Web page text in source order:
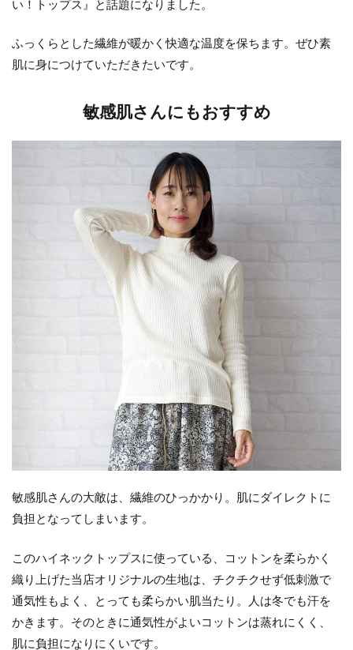
い！トップス』と話題になりました。
ふっくらとした繊維が暖かく快適な温度を保ちます。ぜひ素
肌に身につけていただきたいです。
敏感肌さんにもおすすめ
敏感肌さんの大敵は、繊維のひっかかり。肌にダイレクトに
負担となってしまいます。
このハイネックトップスに使っている、コットンを柔らかく
織り上げた当店オリジナルの生地は、チクチクせず低刺激で
通気性もよく、とっても柔らかい肌当たり。人は冬でも汗を
かきます。そのときに通気性がよいコットンは蒸れにくく、
肌に負担になりにくいです。